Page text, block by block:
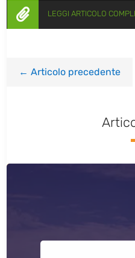
 LEGGI ARTICOLO
←Articolo precedente